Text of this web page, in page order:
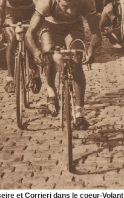
et Corrieri dans le coeur-Volant